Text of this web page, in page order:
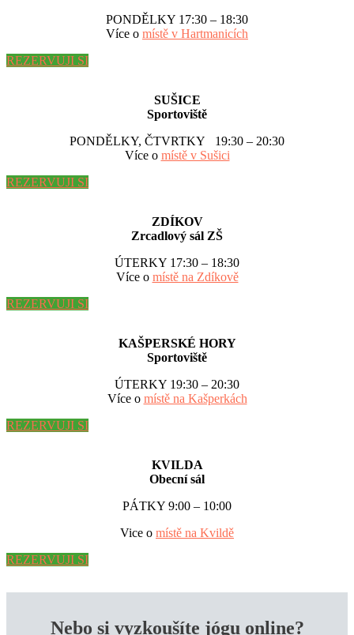
PONDĚLKY 17:30 – 18:30
Více o místě v Hartmanicích
REZERVUJI SI
SUŠICE
Sportoviště
PONDĚLKY, ČTVRTKY 19:30 – 20:30
Více o místě v Sušici
REZERVUJI SI
ZDÍKOV
Zrcadlový sál ZŠ
ÚTERKY 17:30 – 18:30
Více o místě na Zdíkově
REZERVUJI SI
KAŠPERSKÉ HORY
Sportoviště
ÚTERKY 19:30 – 20:30
Více o místě na Kašperkách
REZERVUJI SI
KVILDA
Obecní sál
PÁTKY 9:00 – 10:00
Vice o místě na Kvildě
REZERVUJI SI
Nebo si vyzkoušíte jógu online?